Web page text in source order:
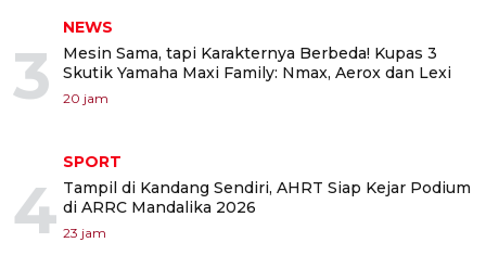
3
NEWS
Mesin Sama, tapi Karakternya Berbeda! Kupas 3
Skutik Yamaha Maxi Family: Nmax, Aerox dan Lexi
20 jam
4
SPORT
Tampil di Kandang Sendiri, AHRT Siap Kejar Podium
di ARRC Mandalika 2026
23 jam